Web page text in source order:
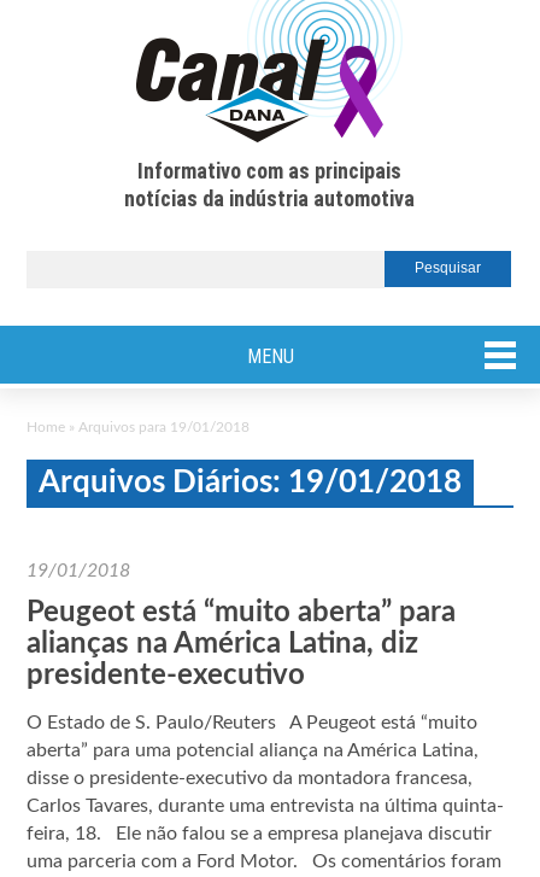
Informativo com as principais
notícias da indústria automotiva
MENU
Home » Arquivos para 19/01/2018
Arquivos Diários: 19/01/2018
19/01/2018
Peugeot está “muito aberta” para
alianças na América Latina, diz
presidente-executivo
O Estado de S. Paulo/Reuters A Peugeot está “muito
aberta” para uma potencial aliança na América Latina,
disse o presidente-executivo da montadora francesa,
Carlos Tavares, durante uma entrevista na última quinta-
feira, 18. Ele não falou se a empresa planejava discutir
uma parceria com a Ford Motor. Os comentários foram